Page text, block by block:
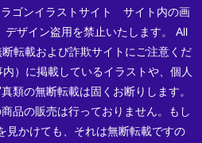
ゴンイラストサイト サイト内の画
ザイン盗用を禁止いたします。 All
転載および詐欺サイトにご注意くだ
）に掲載しているイラストや、個人
類の無断転載は固くお断りします。
品の販売は行っておりません。もし
見かけても、それは無断転載ですの